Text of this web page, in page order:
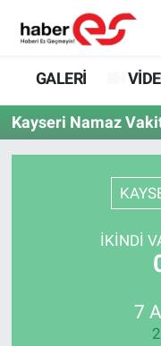
GALERİ
Kayseri Namaz
İKINDI
7
GALERİ
VİDEO
YAZARLAR
GÜNDEM
SİYASET
Eskişehir
Eskişehir Hava
Eskişehir Trafik
Süper Lig
Tüm Manşetler